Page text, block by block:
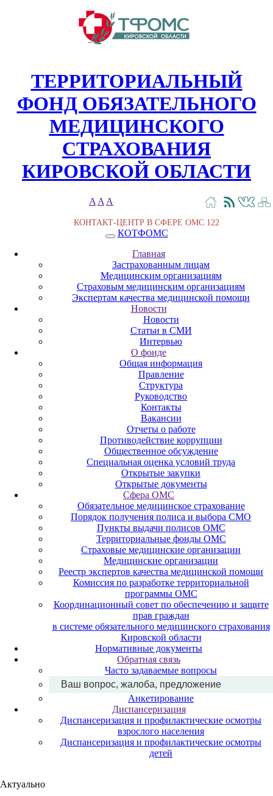
ТЕРРИТОРИАЛЬНЫЙ
ФОНД ОБЯЗАТЕЛЬНОГО
МЕДИЦИНСКОГО
СТРАХОВАНИЯ
КИРОВСКОЙ ОБЛАСТИ
A A A
КОНТАКТ-ЦЕНТР В СФЕРЕ ОМС 122
КОТФОМС
Главная
Застрахованным лицам
Медицинским организациям
Страховым медицинским организациям
Экспертам качества медицинской помощи
Новости
Новости
Статьи в СМИ
Интервью
О фонде
Общая информация
Правление
Структура
Руководство
Контакты
Вакансии
Отчеты о работе
Противодействие коррупции
Общественное обсуждение
Специальная оценка условий труда
Открытые закупки
Открытые документы
Сфера ОМС
Обязательное медицинское страхование
Порядок получения полиса и выбора СМО
Пункты выдачи полисов ОМС
Территориальные фонды ОМС
Страховые медицинские организации
Медицинские организации
Реестр экспертов качества медицинской помощи
Комиссия по разработке территориальной
программы ОМС
Координационный совет по обеспечению и защите
прав граждан
в системе обязательного медицинского страхования
Кировской области
Нормативные документы
Обратная связь
Часто задаваемые вопросы
Ваш вопрос, жалоба, предложение
Анкетирование
Диспансеризация
Диспансеризация и профилактические осмотры
взрослого населения
Диспансеризация и профилактические осмотры
детей
Актуально